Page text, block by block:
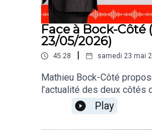
Face à Bock-Côté
23/05/2026)
45:28 samedi 23 mai
Mathieu Bock-Côté
l’actualité des deux côtés
#FaceABockCote
Play